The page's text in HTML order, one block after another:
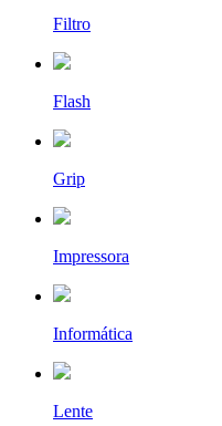
Filtro
Flash
Grip
Impressora
Informática
Lente